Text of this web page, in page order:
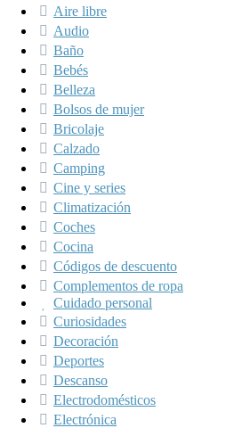
Aire libre
Audio
Baño
Bebés
Belleza
Bolsos de mujer
Bricolaje
Calzado
Camping
Cine y series
Climatización
Coches
Cocina
Códigos de descuento
Complementos de ropa
Cuidado personal
Curiosidades
Decoración
Deportes
Descanso
Electrodomésticos
Electrónica